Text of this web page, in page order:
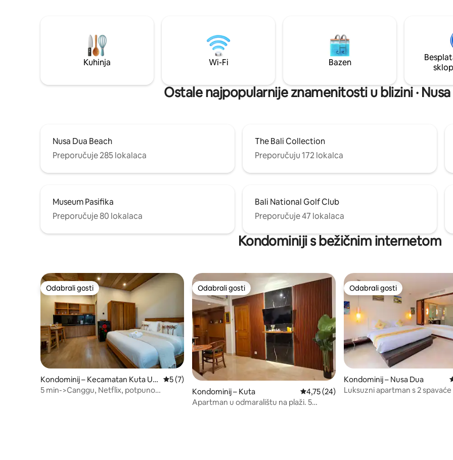
odmore uz potpunu privatnost.
Profesionalno održavano. Uključeni su
bračni krevet (king-size), Wi-Fi, pametni
TV i parkiralište. U blizini plaže Bingin te
dostupan na zahtjev ☑
GoJek Moguće je organizirati☑
automobil
Kuhinja Wi-Fi Bazen
Ostale najpopularnije znamenitosti u blizini ·
Nusa Dua Beach
Preporučuje 285 lokalaca
The Bali Collection
Preporučuju 172 lokalca
Museum Pasifika
Preporučuje 80 lokalaca
Bali National Golf Club
Preporučuje 47 lokalaca
Kondominiji s bežičnim internetom
Odabrali gosti
Odabrali gosti
Kondominij – Kecamatan Kuta Ut
ara
Prosječna ocjena: 5/5, recenzija: 7
5 (7)
5 min->Canggu, Netflix, potpuno
Odabrali gosti
Odabrali gosti
Kondominij – Kuta Prosječna ocjena: 4,75/5, recenzija: 24
4,75 (24)
Apartman u odmaralištu na plaži. 5
Odabrali gosti
Odabrali gosti
Kondominij – Nusa Dua
Luksuzni apartman s 2 spavaće